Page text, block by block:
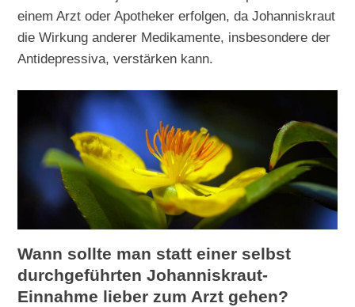
einem Arzt oder Apotheker erfolgen, da Johanniskraut
die Wirkung anderer Medikamente, insbesondere der
Antidepressiva, verstärken kann.
Wann sollte man statt einer selbst
durchgeführten Johanniskraut-
Einnahme lieber zum Arzt gehen?